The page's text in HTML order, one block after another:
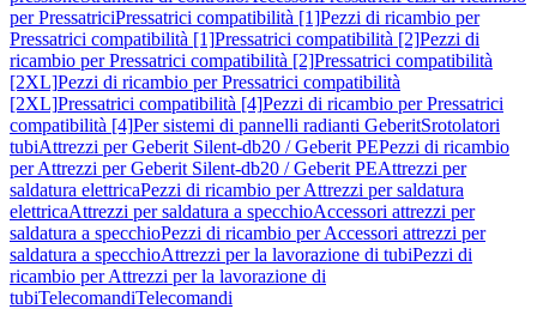
per PressatriciPressatrici compatibilità [1]Pezzi di ricambio per
Pressatrici compatibilità [1]Pressatrici compatibilità [2]Pezzi di
ricambio per Pressatrici compatibilità [2]Pressatrici compatibilità
[2XL]Pezzi di ricambio per Pressatrici compatibilità
[2XL]Pressatrici compatibilità [4]Pezzi di ricambio per Pressatrici
compatibilità [4]Per sistemi di pannelli radianti GeberitSrotolatori
tubiAttrezzi per Geberit Silent-db20 / Geberit PEPezzi di ricambio
per Attrezzi per Geberit Silent-db20 / Geberit PEAttrezzi per
saldatura elettricaPezzi di ricambio per Attrezzi per saldatura
elettricaAttrezzi per saldatura a specchioAccessori attrezzi per
saldatura a specchioPezzi di ricambio per Accessori attrezzi per
saldatura a specchioAttrezzi per la lavorazione di tubiPezzi di
ricambio per Attrezzi per la lavorazione di
tubiTelecomandiTelecomandi